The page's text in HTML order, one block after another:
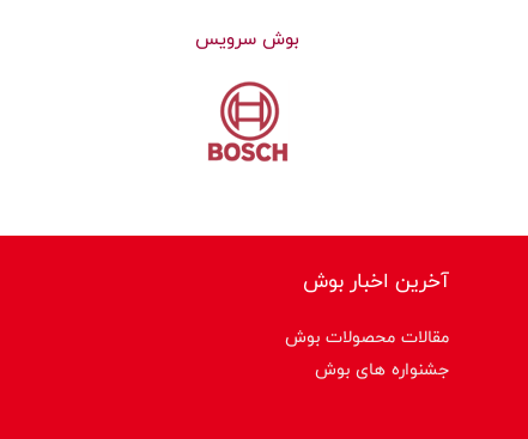
بوش سرویس
آخرین اخبار بوش
مقالات محصولات بوش
جشنواره های بوش